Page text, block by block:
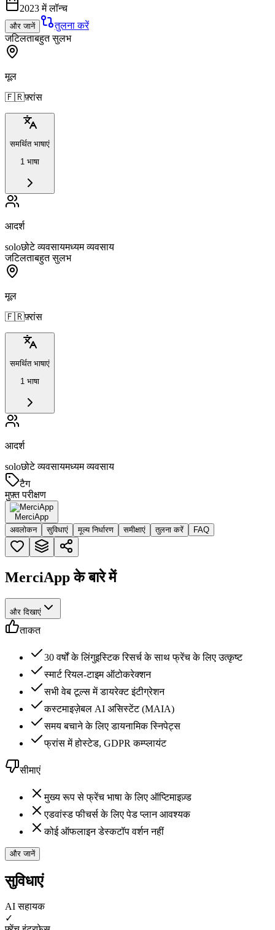
2023 में लॉन्च
और जानें
तुलना करें
जटिलताबहुत सुलभ
मूल
🇫🇷फ़्रांस
समर्थित भाषाएं
1 भाषा
आदर्श
soloछोटे व्यवसायमध्यम व्यवसाय
जटिलताबहुत सुलभ
मूल
🇫🇷फ़्रांस
समर्थित भाषाएं
1 भाषा
आदर्श
soloछोटे व्यवसायमध्यम व्यवसाय
टैग
मुफ़्त परीक्षण
MerciApp
अवलोकन
सुविधाएं मूल्य निर्धारण समीक्षाएं तुलना करें FAQ
MerciApp के बारे में
और दिखाएं
ताकत
30 वर्षों के लिंगुइस्टिक रिसर्च के साथ फ्रेंच के लिए उत्कृष्ट
स्मार्ट रियल-टाइम ऑटोकरेक्शन
सभी वेब टूल्स में डायरेक्ट इंटीग्रेशन
कस्टमाइज़ेबल AI असिस्टेंट (MAIA)
समय बचाने के लिए डायनामिक स्निपेट्स
फ्रांस में होस्टेड, GDPR कम्प्लायंट
सीमाएं
मुख्य रूप से फ्रेंच भाषा के लिए ऑप्टिमाइज़्ड
एडवांस्ड फीचर्स के लिए पेड प्लान आवश्यक
कोई ऑफलाइन डेस्कटॉप वर्शन नहीं
और जानें
सुविधाएं
AI सहायक
✓